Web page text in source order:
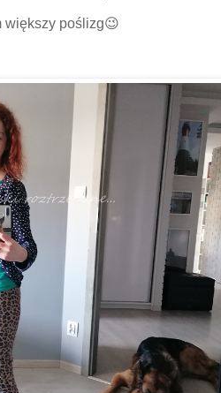
większy poślizg😉